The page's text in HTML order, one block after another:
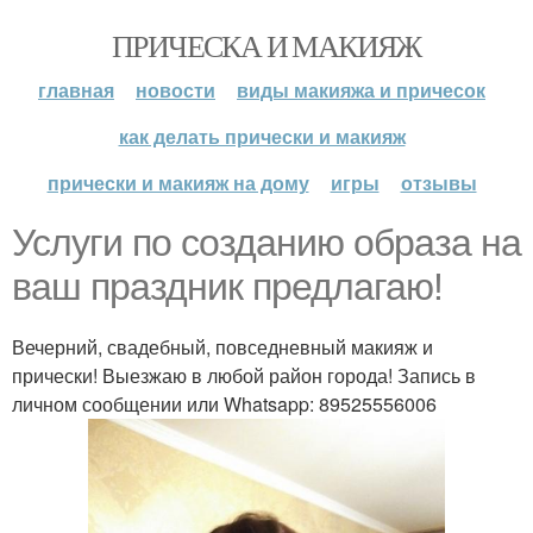
ПРИЧЕСКА И МАКИЯЖ
главная новости
виды макияжа и причесок
как делать прически и макияж
прически и макияж на дому
игры отзывы
Услуги по созданию образа на
ваш праздник предлагаю!
Вечерний, свадебный, повседневный макияж и
прически! Выезжаю в любой район города! Запись в
личном сообщении или Whatsapp: 89525556006